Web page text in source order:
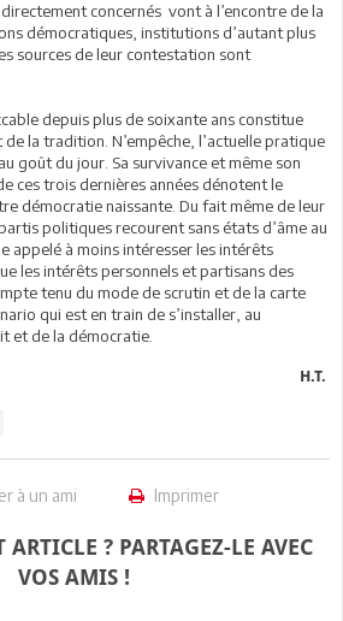
concernés vont à l’encontre de la
démocratiques, institutions d’autant plus
sources de leur contestation sont
depuis plus de soixante ans constitue
la tradition. N’empêche, l’actuelle pratique
goût du jour. Sa survivance et même son
ces trois dernières années dénotent le
démocratie naissante. Du fait même de leur
politiques recourent sans états d’âme au
appelé à moins intéresser les intérêts
les intérêts personnels et partisans des
tenu du mode de scrutin et de la carte
qui est en train de s’installer, au
et de la démocratie.
H.T.
à un ami Imprimer
? PARTAGEZ-LE AVEC
VOS AMIS !